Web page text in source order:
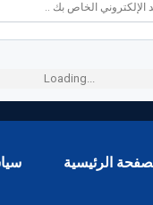
Loading...
الرئيسية